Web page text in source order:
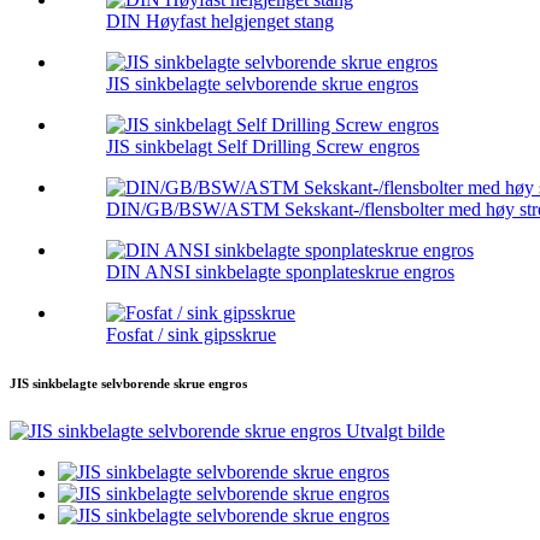
DIN Høyfast helgjenget stang
JIS sinkbelagte selvborende skrue engros
JIS sinkbelagt Self Drilling Screw engros
DIN/GB/BSW/ASTM Sekskant-/flensbolter med høy
DIN ANSI sinkbelagte sponplateskrue engros
Fosfat / sink gipsskrue
JIS sinkbelagte selvborende skrue engros